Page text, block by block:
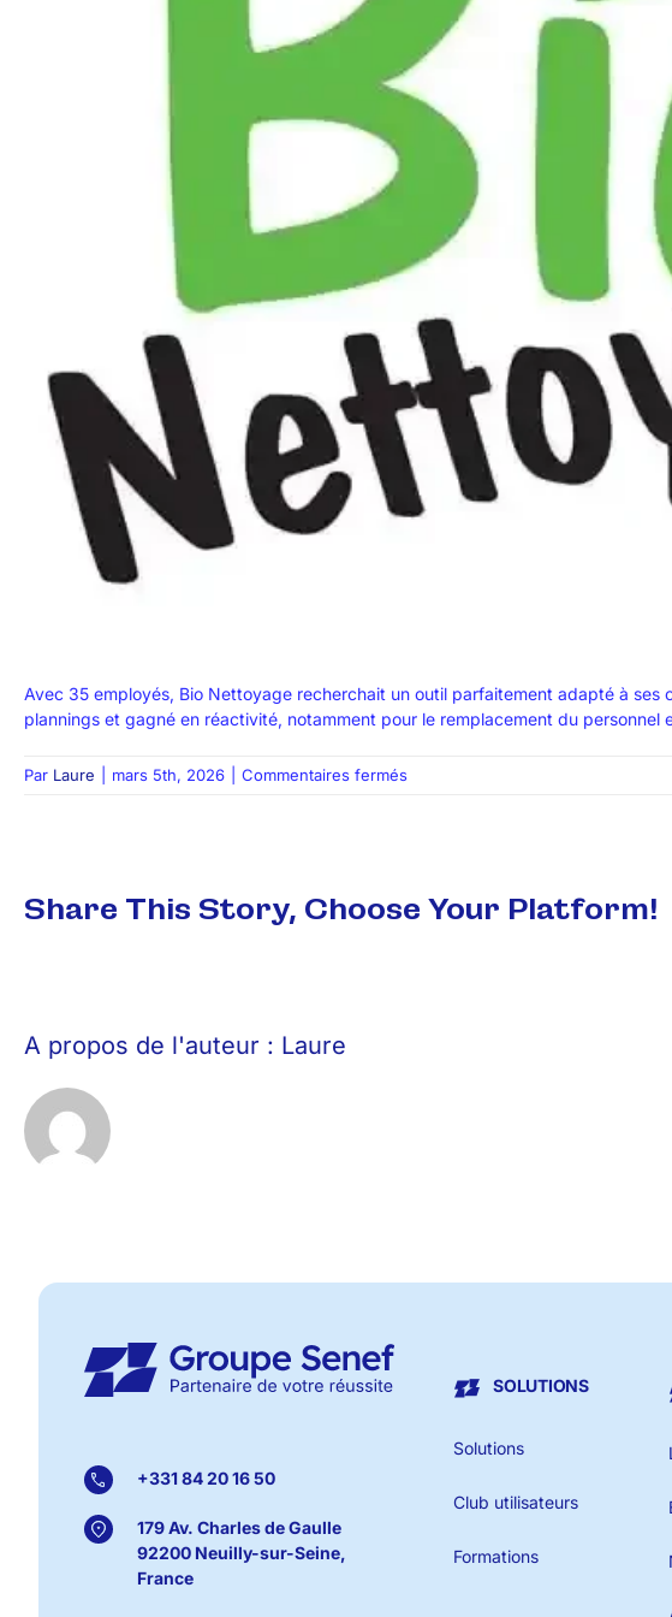
Avec 35 employés, Bio Nettoyage recherchait un outil parfaitement adapté à
plannings et gagné en réactivité, notamment pour le remplacement du personnel
Par Laure mars 5th, 2026 Commentaires ferméssur
Share This Story, Choose Your Platform!
A propos de l'auteur : Laure
+331 84 20 16 50
179 Av. Charles de Gaulle
92200 Neuilly-sur-Seine,
France
SOLUTIONS
Solutions
Club utilisateurs
Formations